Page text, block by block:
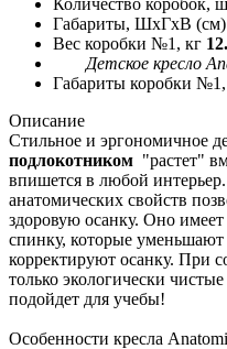
Габариты, ШxГxВ (см)
Вес коробки №1, кг
Детское кресло
Габариты коробки
Описание
Стильное и эргономичное
подлокотником "растет"
впишется в любой
анатомических свойств
здоровую осанку. Оно
спинку, которые уменьшают
корректируют осанку. При
только экологически
подойдет для учебы!
Особенности кресла